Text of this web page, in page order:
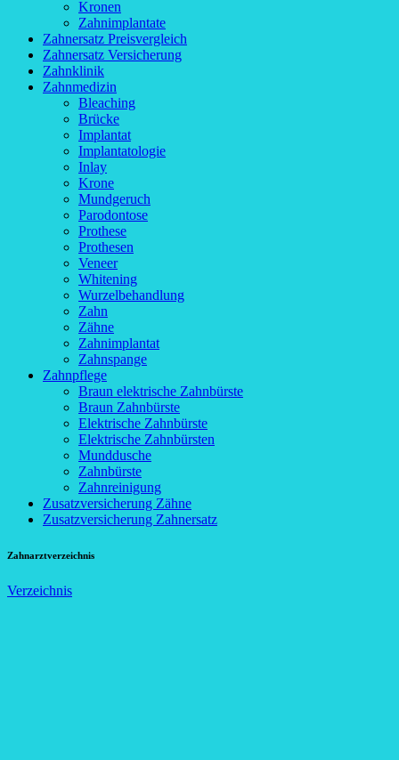
Kronen
Zahnimplantate
Zahnersatz Preisvergleich
Zahnersatz Versicherung
Zahnklinik
Zahnmedizin
Bleaching
Brücke
Implantat
Implantatologie
Inlay
Krone
Mundgeruch
Parodontose
Prothese
Prothesen
Veneer
Whitening
Wurzelbehandlung
Zahn
Zähne
Zahnimplantat
Zahnspange
Zahnpflege
Braun elektrische Zahnbürste
Braun Zahnbürste
Elektrische Zahnbürste
Elektrische Zahnbürsten
Munddusche
Zahnbürste
Zahnreinigung
Zusatzversicherung Zähne
Zusatzversicherung Zahnersatz
Zahnarztverzeichnis
Verzeichnis